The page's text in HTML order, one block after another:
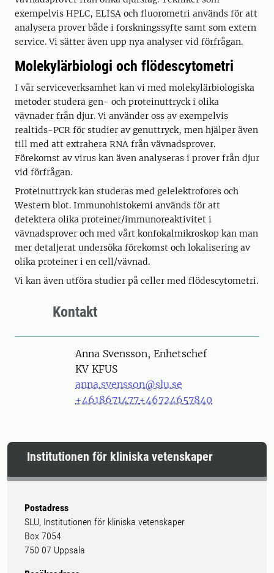
exempelvis HPLC, ELISA och fluorometri används för att
analysera prover både i forskningssyfte samt som extern
service. Vi sätter även upp nya analyser vid förfrågan.
Molekylärbiologi och flödescytometri
I vår serviceverksamhet kan vi med molekylärbiologiska
metoder studera gen- och proteinuttryck i olika
vävnader från djur. Vi använder oss av exempelvis
realtids-PCR för studier av genuttryck, men hjälper även
till med att extrahera RNA från vävnadsprover.
Förekomst av virus kan även analyseras i prover från djur
vid förfrågan.
Proteinuttryck kan studeras med gelelektrofores och
Western blot. Immunohistokemi används för att
detektera olika proteiner/immunoreaktivitet i
vävnadsprover och med vårt konfokalmikroskop kan man
mer detaljerat undersöka förekomst och lokalisering av
olika proteiner i en cell/vävnad.
Vi kan även utföra studier på celler med flödescytometri.
Kontakt
PersonAnna Svensson, Enhetschef
KV KFUS
anna.svensson@slu.se
+4618671477+46724657840
Institutionen för kliniska vetenskaper
Postadress
SLU, Institutionen för kliniska vetenskaper
Box 7054
750 07 Uppsala